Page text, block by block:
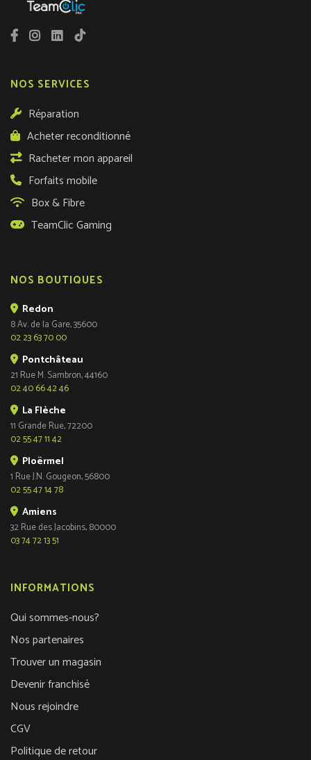
NOS SERVICES
Réparation
Acheter reconditionné
Racheter mon appareil
Forfaits mobile
Box & Fibre
TeamClic Gaming
NOS BOUTIQUES
Redon
8 Av. de la Gare, 35600
02 23 63 70 00
Pontchâteau
21 Rue M. Sambron, 44160
02 40 66 42 46
La Flèche
11 Grande Rue, 72200
02 55 47 11 42
Ploërmel
1 Rue J.N. Gougeon, 56800
02 55 47 14 78
Amiens
32 Rue des Jacobins, 80000
03 74 72 13 51
INFORMATIONS
Qui sommes-nous?
Nos partenaires
Trouver un magasin
Devenir franchisé
Nous rejoindre
CGV
Politique de retour